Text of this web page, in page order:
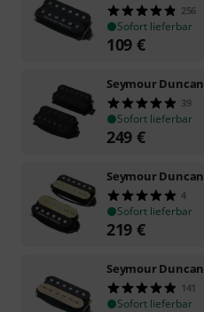
256
Sofort lieferbar
109 €
Seymour Duncan
39
Sofort lieferbar
249 €
Seymour Duncan
4
Sofort lieferbar
219 €
Seymour Duncan
141
Sofort lieferbar